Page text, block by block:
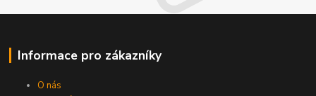
Informace pro zákazníky
O nás